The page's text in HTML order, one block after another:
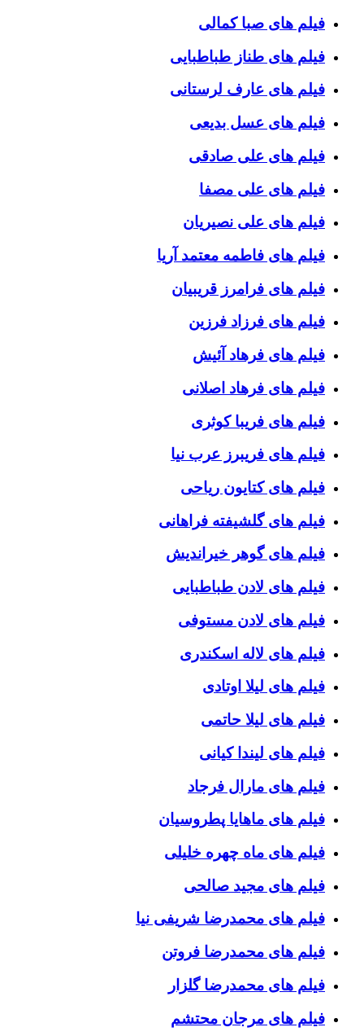
فیلم های صبا کمالی
فیلم های طناز طباطبایی
فیلم های عارف لرستانی
فیلم های عسل بدیعی
فیلم های علی صادقی
فیلم های علی مصفا
فیلم های علی نصیریان
فیلم های فاطمه معتمد آریا
فیلم های فرامرز قریبیان
فیلم های فرزاد فرزین
فیلم های فرهاد آئیش
فیلم های فرهاد اصلانی
فیلم های فریبا کوثری
فیلم های فریبرز عرب نیا
فیلم های کتایون ریاحی
فیلم های گلشیفته فراهانی
فیلم های گوهر خیراندیش
فیلم های لادن طباطبایی
فیلم های لادن مستوفی
فیلم های لاله اسکندری
فیلم های لیلا اوتادی
فیلم های لیلا حاتمی
فیلم های لیندا کیانی
فیلم های مارال فرجاد
فیلم های ماهایا پطروسیان
فیلم های ماه چهره خلیلی
فیلم های مجید صالحی
فیلم های محمدرضا شریفی نیا
فیلم های محمدرضا فروتن
فیلم های محمدرضا گلزار
فیلم های مرجان محتشم